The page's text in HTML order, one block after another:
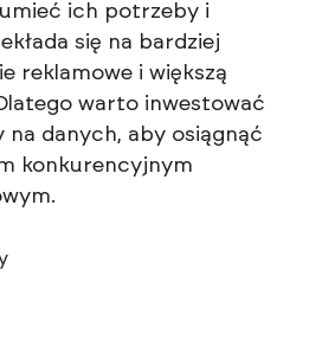
ich potrzeby i
się na bardziej
reklamowe i większą
warto inwestować
danych, aby osiągnąć
konkurencyjnym